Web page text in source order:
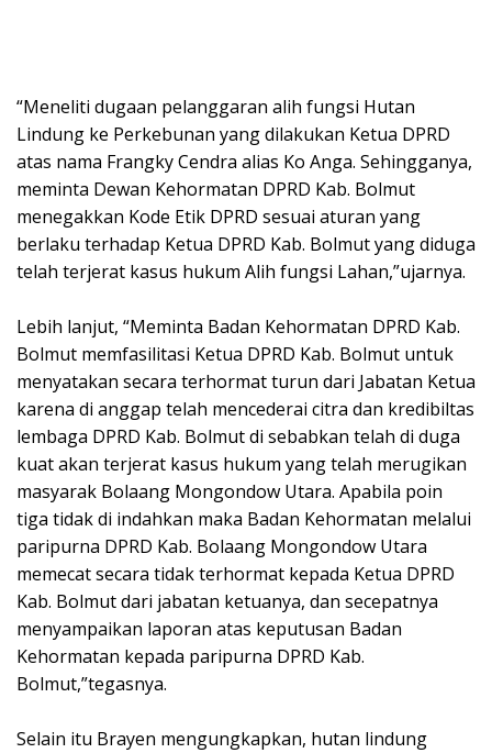
“Meneliti dugaan pelanggaran alih fungsi Hutan
Lindung ke Perkebunan yang dilakukan Ketua DPRD
atas nama Frangky Cendra alias Ko Anga. Sehingganya,
meminta Dewan Kehormatan DPRD Kab. Bolmut
menegakkan Kode Etik DPRD sesuai aturan yang
berlaku terhadap Ketua DPRD Kab. Bolmut yang diduga
telah terjerat kasus hukum Alih fungsi Lahan,”ujarnya.
Lebih lanjut, “Meminta Badan Kehormatan DPRD Kab.
Bolmut memfasilitasi Ketua DPRD Kab. Bolmut untuk
menyatakan secara terhormat turun dari Jabatan Ketua
karena di anggap telah mencederai citra dan kredibiltas
lembaga DPRD Kab. Bolmut di sebabkan telah di duga
kuat akan terjerat kasus hukum yang telah merugikan
masyarak Bolaang Mongondow Utara. Apabila poin
tiga tidak di indahkan maka Badan Kehormatan melalui
paripurna DPRD Kab. Bolaang Mongondow Utara
memecat secara tidak terhormat kepada Ketua DPRD
Kab. Bolmut dari jabatan ketuanya, dan secepatnya
menyampaikan laporan atas keputusan Badan
Kehormatan kepada paripurna DPRD Kab.
Bolmut,”tegasnya.
Selain itu Brayen mengungkapkan, hutan lindung